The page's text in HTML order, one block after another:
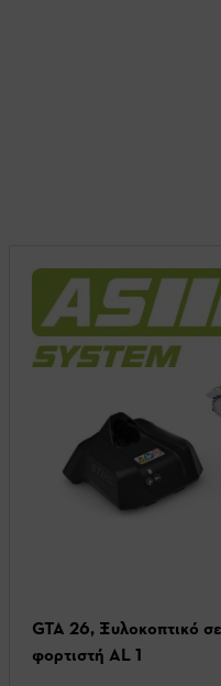
GTA 26, Ξυλοκοπτικό
φορτιστή AL 1